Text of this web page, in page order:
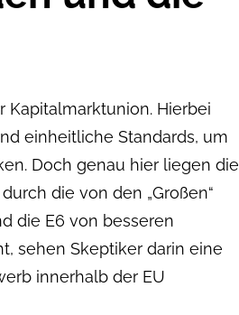
Kapitalmarktunion. Hierbei
einheitliche Standards, um
Doch genau hier liegen die
die von den „Großen“
die E6 von besseren
sehen Skeptiker darin eine
innerhalb der EU